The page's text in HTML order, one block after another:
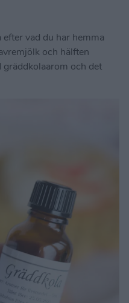
vad du har hemma
och hälften
gräddkolaarom och det